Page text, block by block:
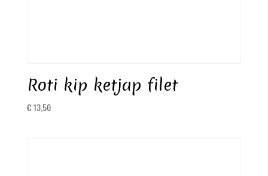
Roti kip ketjap filet
€13,50